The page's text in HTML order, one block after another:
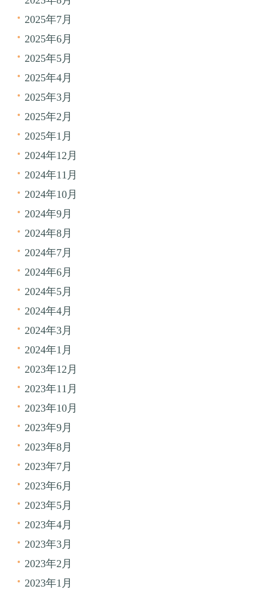
2025年7月
2025年6月
2025年5月
2025年4月
2025年3月
2025年2月
2025年1月
2024年12月
2024年11月
2024年10月
2024年9月
2024年8月
2024年7月
2024年6月
2024年5月
2024年4月
2024年3月
2024年1月
2023年12月
2023年11月
2023年10月
2023年9月
2023年8月
2023年7月
2023年6月
2023年5月
2023年4月
2023年3月
2023年2月
2023年1月